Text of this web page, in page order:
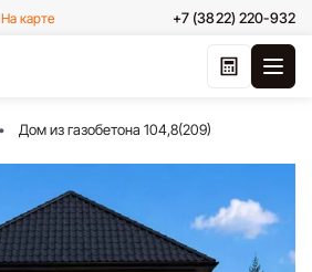
На карте +7 (3822) 220-932
Дом из газобетона 104,8(209)